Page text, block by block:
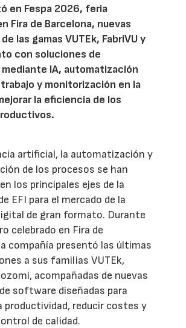
en Fespa 2026, feria
Fira de Barcelona, nuevas
las gamas VUTEk, FabriVU y
con soluciones de
IA, automatización
y monitorización en la
la eficiencia de los
artificial, la automatización y
de los procesos se han
los principales ejes de la
EFI para el mercado de la
de gran formato. Durante
celebrado en Fira de
compañía presentó las últimas
a sus familias VUTEk,
acompañadas de nuevas
software diseñadas para
productividad, reducir costes y
de calidad.